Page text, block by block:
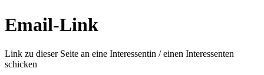
Email-Link
Link zu dieser Seite an eine Interessentin / einen Interessenten
schicken